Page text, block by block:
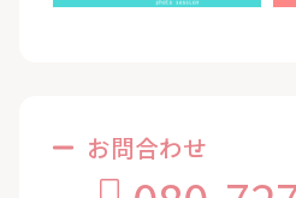
お問合わせ